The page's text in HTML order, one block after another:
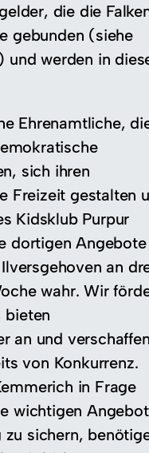
die die
gebunden (siehe
und werden in
Ehrenamtliche,
sich ihren
Freizeit gestalten
Kidsklub Purpur
dortigen Angebote
an
wahr. Wir
bieten
an und
von Konkurrenz.
in Frage
wichtigen
sichern,